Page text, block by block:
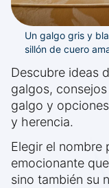
Un galgo gris y
sillón de cuero
Descubre ideas
galgos,
galgo y
y herencia.
Elegir el nombre
emocionante
sino también su